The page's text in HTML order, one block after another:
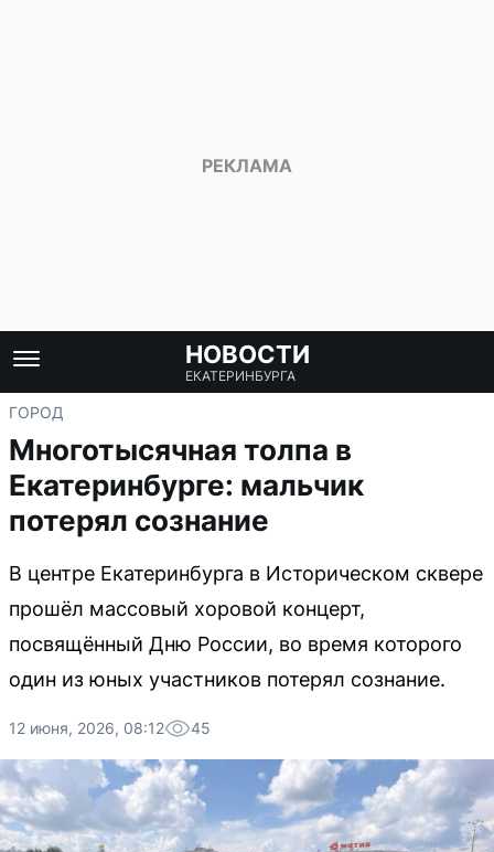
НОВОСТИ
ЕКАТЕРИНБУРГА
ГОРОД
Многотысячная толпа в
Екатеринбурге: мальчик
потерял сознание
В центре Екатеринбурга в Историческом сквере
прошёл массовый хоровой концерт,
посвящённый Дню России, во время которого
один из юных участников потерял сознание.
12 июня, 2026, 08:12 45